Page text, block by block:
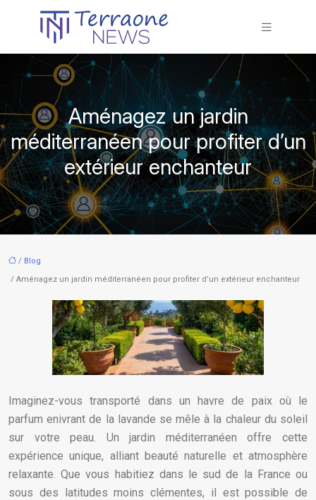
Aménagez un jardin
méditerranéen pour profiter d’un
extérieur enchanteur
/ Blog
/ Aménagez un jardin méditerranéen pour profiter d’un extérieur enchanteur
Imaginez-vous transporté dans un havre de paix où le
parfum enivrant de la lavande se mêle à la chaleur du soleil
sur votre peau. Un jardin méditerranéen offre cette
expérience unique, alliant beauté naturelle et atmosphère
relaxante. Que vous habitiez dans le sud de la France ou
sous des latitudes moins clémentes, il est possible de